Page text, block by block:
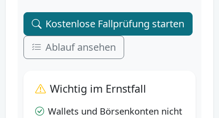
Kostenlose Fallprüfung starten
Ablauf ansehen
Wichtig im Ernstfall
Wallets und Börsenkonten nicht